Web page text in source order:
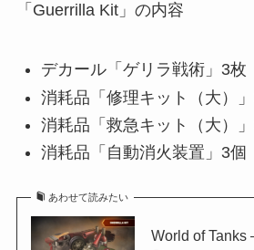
「Guerrilla Kit」の内容
デカール「ゲリラ戦術」3枚
消耗品「修理キット（大）
消耗品「救急キット（大）
消耗品「自動消火装置」3個
あわせて読みたい
World of